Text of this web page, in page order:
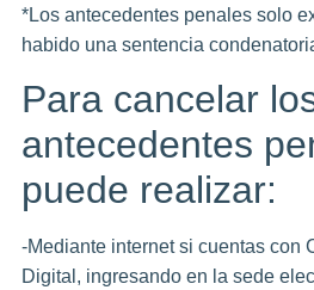
*Los antecedentes penales solo
habido una sentencia
Para cancelar
antecedentes
puede realizar:
-Mediante internet si cuentas con
Digital, ingresando en la sede